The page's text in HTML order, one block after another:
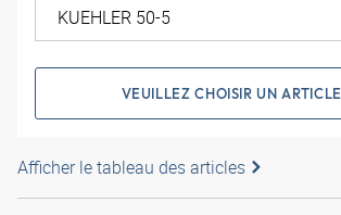
VEUILLEZ CHOISIR UN ARTICLE
Afficher le tableau des articles